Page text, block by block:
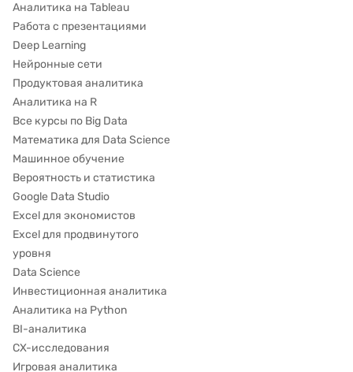
Аналитика на Tableau
Работа с презентациями
Deep Learning
Нейронные сети
Продуктовая аналитика
Аналитика на R
Все курсы по Big Data
Математика для Data Science
Машинное обучение
Вероятность и статистика
Google Data Studio
Excel для экономистов
Excel для продвинутого
уровня
Data Science
Инвестиционная аналитика
Аналитика на Python
BI-аналитика
CX-исследования
Игровая аналитика